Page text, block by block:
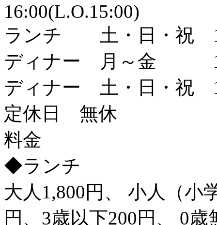
16:00(L.O.15:00)
ランチ 土・日・祝
ディナー 月～金
ディナー 土・日・祝
定休日 無休
料金
◆ランチ
大人1,800円、 小人（小
円、3歳以下200円、 0歳